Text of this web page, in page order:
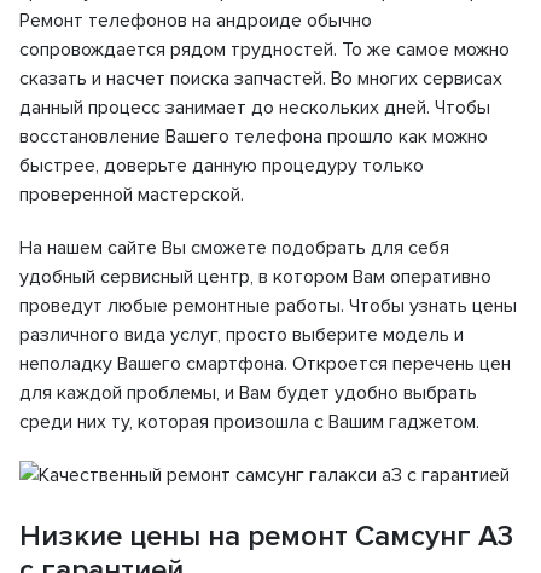
Ремонт телефонов на андроиде обычно
сопровождается рядом трудностей. То же самое можно
сказать и насчет поиска запчастей. Во многих сервисах
данный процесс занимает до нескольких дней. Чтобы
восстановление Вашего телефона прошло как можно
быстрее, доверьте данную процедуру только
проверенной мастерской.
На нашем сайте Вы сможете подобрать для себя
удобный сервисный центр, в котором Вам оперативно
проведут любые ремонтные работы. Чтобы узнать цены
различного вида услуг, просто выберите модель и
неполадку Вашего смартфона. Откроется перечень цен
для каждой проблемы, и Вам будет удобно выбрать
среди них ту, которая произошла с Вашим гаджетом.
Низкие цены на ремонт Самсунг А3